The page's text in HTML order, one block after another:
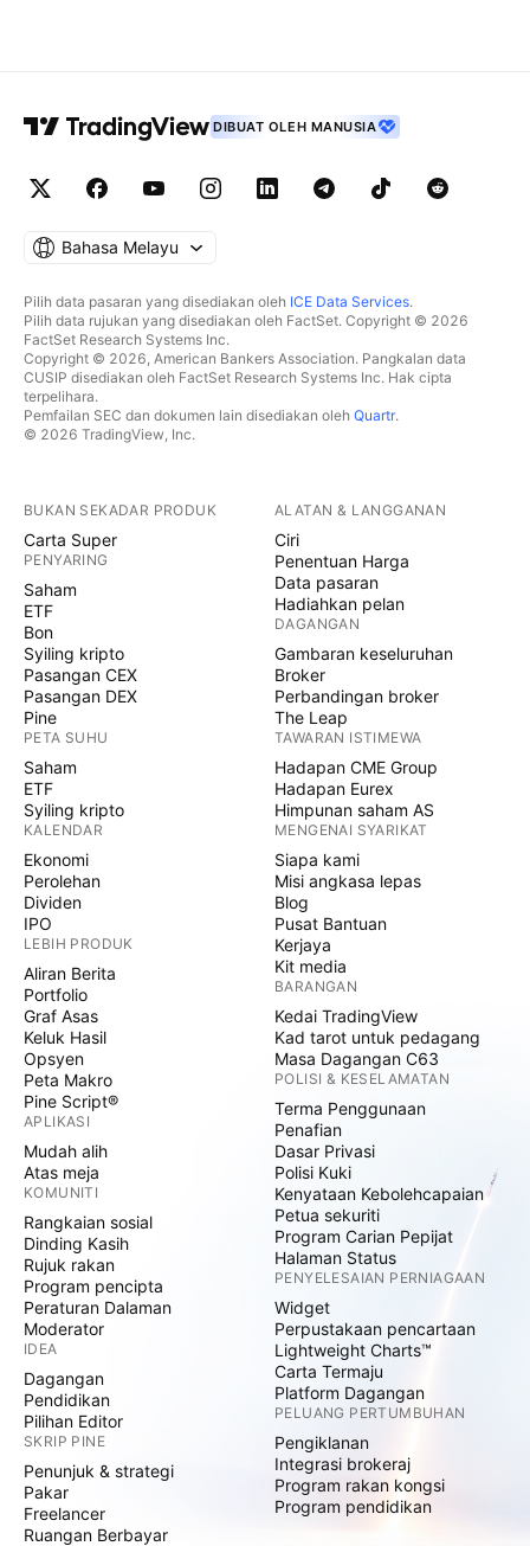
DIBUAT OLEH MANUSIA
Bahasa Melayu
Pilih data pasaran yang disediakan oleh ICE Data Services.
Pilih data rujukan yang disediakan oleh FactSet. Copyright © 2026
FactSet Research Systems Inc.
Copyright © 2026, American Bankers Association. Pangkalan data
CUSIP disediakan oleh FactSet Research Systems Inc. Hak cipta
terpelihara.
Pemfailan SEC dan dokumen lain disediakan oleh Quartr.
© 2026 TradingView, Inc.
BUKAN SEKADAR PRODUK
Carta Super
PENYARING
Saham
ETF
Bon
Syiling kripto
Pasangan CEX
Pasangan DEX
Pine
PETA SUHU
Saham
ETF
Syiling kripto
KALENDAR
Ekonomi
Perolehan
Dividen
IPO
LEBIH PRODUK
Aliran Berita
Portfolio
Graf Asas
Keluk Hasil
Opsyen
Peta Makro
Pine Script®
APLIKASI
Mudah alih
Atas meja
KOMUNITI
Rangkaian sosial
Dinding Kasih
Rujuk rakan
Program pencipta
Peraturan Dalaman
Moderator
IDEA
Dagangan
Pendidikan
Pilihan Editor
SKRIP PINE
Penunjuk & strategi
Pakar
Freelancer
Ruangan Berbayar
ALATAN & LANGGANAN
Ciri
Penentuan Harga
Data pasaran
Hadiahkan pelan
DAGANGAN
Gambaran keseluruhan
Broker
Perbandingan broker
The Leap
TAWARAN ISTIMEWA
Hadapan CME Group
Hadapan Eurex
Himpunan saham AS
MENGENAI SYARIKAT
Siapa kami
Misi angkasa lepas
Blog
Pusat Bantuan
Kerjaya
Kit media
BARANGAN
Kedai TradingView
Kad tarot untuk pedagang
Masa Dagangan C63
POLISI & KESELAMATAN
Terma Penggunaan
Penafian
Dasar Privasi
Polisi Kuki
Kenyataan Kebolehcapaian
Petua sekuriti
Program Carian Pepijat
Halaman Status
PENYELESAIAN PERNIAGAAN
Widget
Perpustakaan pencartaan
Lightweight Charts™
Carta Termaju
Platform Dagangan
PELUANG PERTUMBUHAN
Pengiklanan
Integrasi brokeraj
Program rakan kongsi
Program pendidikan